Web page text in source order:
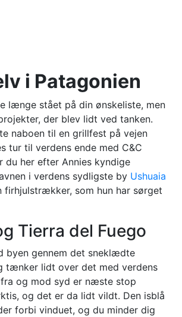
i Patagonien
længe stået på din ønskeliste, men
der blev lidt ved tanken.
naboen til en grillfest på vejen
tur til verdens ende med C&C
du her efter Annies kyndige
i verdens sydligste by Ushuaia
firhjulstrækker, som hun har sørget
Tierra del Fuego
byen gennem det sneklædte
tænker lidt over det med verdens
og mod syd er næste stop
og det er da lidt vildt. Den isblå
forbi vinduet, og du minder dig